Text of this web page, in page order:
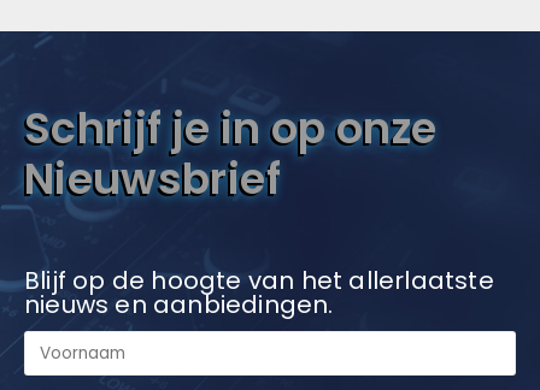
Schrijf je in op onze
Nieuwsbrief
Blijf op de hoogte van het allerlaatste
nieuws en aanbiedingen.